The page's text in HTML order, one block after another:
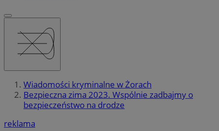
Wiadomości kryminalne w Żorach
Bezpieczna zima 2023. Wspólnie zadbajmy o
bezpieczeństwo na drodze
reklama